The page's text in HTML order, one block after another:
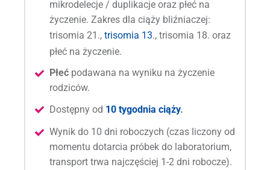
mikrodelecje / duplikacje oraz płeć na
życzenie. Zakres dla ciąży bliźniaczej:
trisomia 21., trisomia 13., trisomia 18. oraz
płeć na życzenie.
Płeć podawana na wyniku na życzenie
rodziców.
Dostępny od 10 tygodnia ciąży.
Wynik do 10 dni roboczych (czas liczony od
momentu dotarcia próbek do laboratorium,
transport trwa najczęściej 1-2 dni robocze).